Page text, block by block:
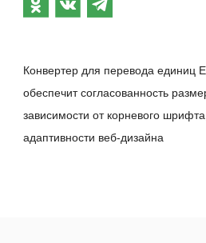
Конвертер для перевода единиц
обеспечит согласованность
зависимости от корневого
адаптивности веб-дизайна